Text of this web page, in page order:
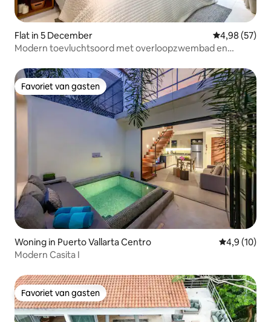
Flat in 5 December Gemiddelde
4,98 (57)
Modern toevluchtsoord met overloopzwembad en
Favoriet van gasten
Favoriet van gasten
Woning in Puerto Vallarta Centro
4,9 (10)
Modern Casita I
Favoriet van gasten
Favoriet van gasten